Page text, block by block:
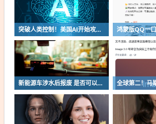
突破人类控制！美国AI开始攻击真人了
新能源车涉水后报废 是否可以全损理赔